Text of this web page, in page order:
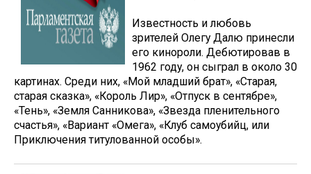
Известность и любовь
зрителей Олегу Далю принесли
его кинороли. Дебютировав в
1962 году, он сыграл в около 30
картинах. Среди них, «Мой младший брат», «Старая,
старая сказка», «Король Лир», «Отпуск в сентябре»,
«Тень», «Земля Санникова», «Звезда пленительного
счастья», «Вариант «Омега», «Клуб самоубийц, или
Приключения титулованной особы».